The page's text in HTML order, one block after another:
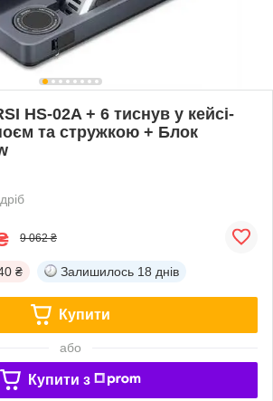
HS-02A + 6 тиснув у кейсі-
та стружкою + Блок
9 062 ₴
₴ Залишилось 18 днів
Купити
або
Купити з